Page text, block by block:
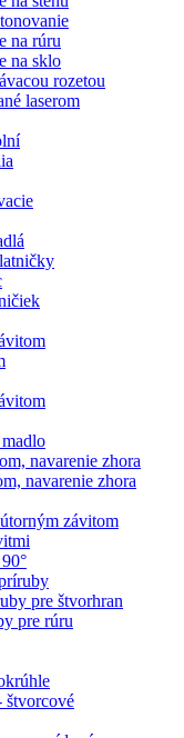
na rúru
na sklo
rozetou
laserom
navarenie zhora
navarenie zhora
závitom
pre štvorhran
pre rúru
štvorcové